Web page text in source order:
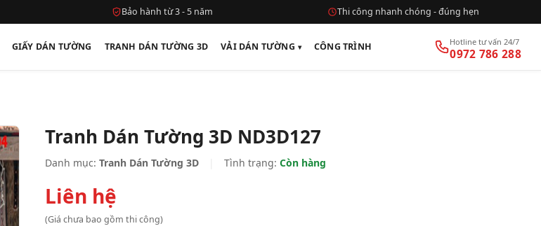
Bảo hành từ 3 - 5 năm Thi công nhanh chóng - đúng hẹn
GIẤY DÁN TƯỜNG TRANH DÁN TƯỜNG 3D VẢI DÁN TƯỜNG CÔNG TRÌNH Hotline tư vấn 24/7
0972 786 288
Tranh Dán Tường 3D ND3D127
Danh mục: Tranh Dán Tường 3D Tình trạng: Còn hàng
Liên hệ
(Giá chưa bao gồm thi công)